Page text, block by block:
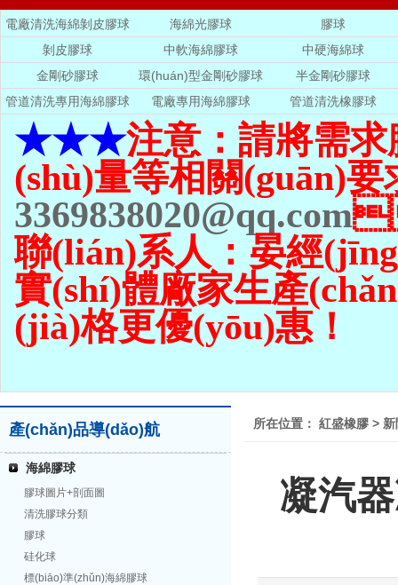
電廠清洗海綿剝皮膠球 海綿光膠球
膠球
剝皮膠球
中軟海綿膠球
中硬海綿球
金剛砂膠球
環(huán)型金剛砂膠球
半金剛砂膠球
管道清洗專用海綿膠球
電廠專用海綿膠球 管道清洗橡膠球
★★★注意：請將需求
(shù)量等相關(guān)
3369838020@qq.com
聯(lián)系人：晏經
實(shí)體廠家生產
(jià)格更優(yōu)惠！
產(chǎn)品導(dǎo)航
海綿膠球
膠球圖片+剖面圖
清洗膠球分類
膠球
硅化球
標(biāo)準(zhǔn)海綿膠球
所在位置： 紅盛橡膠 >
凝汽